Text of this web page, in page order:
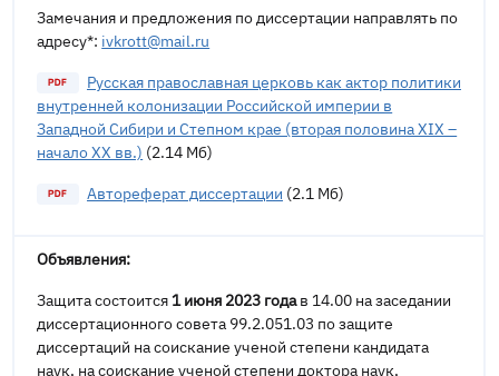
Замечания и предложения по диссертации направлять по
адресу*: ivkrott@mail.ru
Русская православная церковь как актор политики
внутренней колонизации Российской империи в
Западной Сибири и Степном крае (вторая половина XIX –
начало XX вв.) (2.14 Мб)
Автореферат диссертации (2.1 Мб)
Объявления:
Защита состоится1 июня 2023 годав 14.00 на заседании
диссертационного совета 99.2.051.03 по защите
диссертаций на соискание ученой степени кандидата
наук, на соискание ученой степени доктора наук,